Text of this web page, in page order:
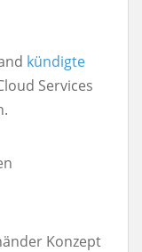
kündigte
Services
Konzept